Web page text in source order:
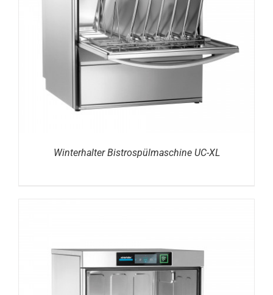
DETAILS
Winterhalter Bistrospülmaschine UC-XL